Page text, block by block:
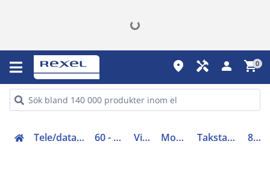
place handyman person shopping_cart0
Tele/data och säkerhet (50-63) 60 - Antennsystem Villamateriel Montagematerial Takstativ/skorstensfäste 806190